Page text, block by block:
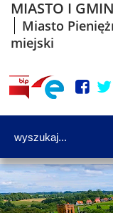
MIASTO I
Miasto
miejski